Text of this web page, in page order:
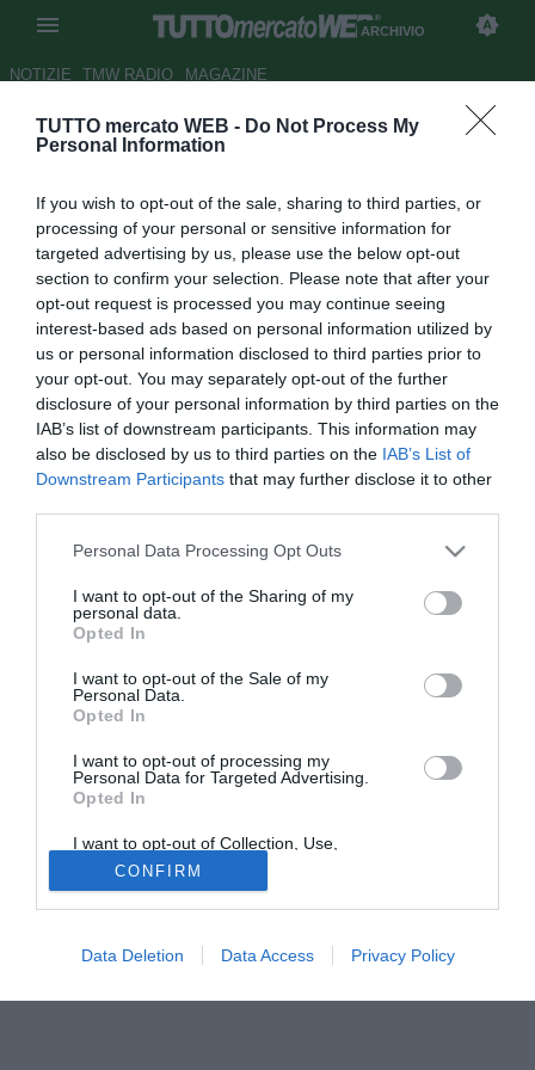
TUTTO mercato WEB - Do Not Process My
Personal Information
If you wish to opt-out of the sale, sharing to third parties, or
processing of your personal or sensitive information for
targeted advertising by us, please use the below opt-out
section to confirm your selection. Please note that after your
opt-out request is processed you may continue seeing
interest-based ads based on personal information utilized by
us or personal information disclosed to third parties prior to
your opt-out. You may separately opt-out of the further
disclosure of your personal information by third parties on the
IAB’s list of downstream participants. This information may
also be disclosed by us to third parties on the IAB’s List of
Downstream Participants that may further disclose it to other
Personal Data Processing Opt Outs
I want to opt-out of the Sharing of my
personal data.
Opted In
I want to opt-out of the Sale of my
Personal Data.
Opted In
I want to opt-out of processing my
Personal Data for Targeted Advertising.
Opted In
I want to opt-out of Collection, Use,
Retention, Sale, and/or Sharing of my
Personal Data that Is Unrelated with the
Purposes for which it was collected.
Opted Out
CONFIRM
Data Deletion Data Access Privacy Policy
ARCHIVIO
NOTIZIE TMW RADIO MAGAZINE
Per il 2006 Wembley chiude i
Autore Ilario Imparato
31.03.2006 12:17
vedi letture
Niente calcio a Wembley nel 2006. La Football
ospitera' nessuna delle 4 partite inizialmente programmate.
Si svolgeranno in altri stadi, quindi, la Community Shield
(13 agosto), un'amichevole della nazionale (16 agosto) e i
primi 2 impegni della selezione nelle qualificazioni agli
Europei 2008 (contro Andorra il 2 settembre e contro la
Macedonia l'8 ottobre). La federazione non si sbilancia
sulla data di apertura dell'impianto: ''Non vogliamo indicare
scadenze''. L'unica certezza e' che i lavori sono
''significativamente in ritardo''.
Solo con TIMVISION hai DAZN e PRIME in promo a soli
19,99€ per i primi 3 mesi. Attiva ora Online!